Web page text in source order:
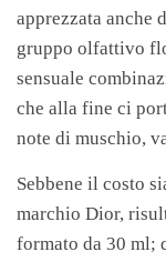
apprezzata anche
gruppo olfattivo
sensuale
che alla fine ci
note di muschio,
Sebbene il costo
marchio Dior,
formato da 30 ml;